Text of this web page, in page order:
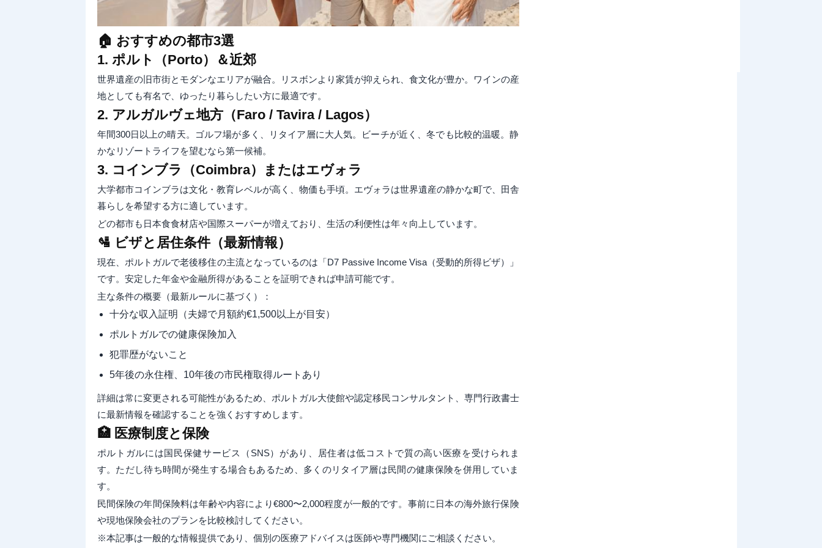
🏠 おすすめの都市3選
1. ポルト（Porto）＆近郊
世界遺産の旧市街とモダンなエリアが融合。リスボンより家賃が抑えられ、食文化が豊か。ワインの産
地としても有名で、ゆったり暮らしたい方に最適です。
2. アルガルヴェ地方（Faro / Tavira / Lagos）
年間300日以上の晴天。ゴルフ場が多く、リタイア層に大人気。ビーチが近く、冬でも比較的温暖。静
かなリゾートライフを望むなら第一候補。
3. コインブラ（Coimbra）またはエヴォラ
大学都市コインブラは文化・教育レベルが高く、物価も手頃。エヴォラは世界遺産の静かな町で、田舎
暮らしを希望する方に適しています。
どの都市も日本食食材店や国際スーパーが増えており、生活の利便性は年々向上しています。
🛂 ビザと居住条件（最新情報）
現在、ポルトガルで老後移住の主流となっているのは「D7 Passive Income Visa（受動的所得ビザ）」
です。安定した年金や金融所得があることを証明できれば申請可能です。
主な条件の概要（最新ルールに基づく）：
十分な収入証明（夫婦で月額約€1,500以上が目安）
ポルトガルでの健康保険加入
犯罪歴がないこと
5年後の永住権、10年後の市民権取得ルートあり
詳細は常に変更される可能性があるため、ポルトガル大使館や認定移民コンサルタント、専門行政書士
に最新情報を確認することを強くおすすめします。
🏥 医療制度と保険
ポルトガルには国民保健サービス（SNS）があり、居住者は低コストで質の高い医療を受けられま
す。ただし待ち時間が発生する場合もあるため、多くのリタイア層は民間の健康保険を併用していま
す。
民間保険の年間保険料は年齢や内容により€800〜2,000程度が一般的です。事前に日本の海外旅行保険
や現地保険会社のプランを比較検討してください。
※本記事は一般的な情報提供であり、個別の医療アドバイスは医師や専門機関にご相談ください。